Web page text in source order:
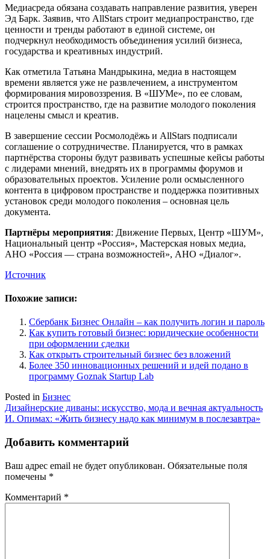
Медиасреда обязана создавать направление развития, уверен
Эд Барк. Заявив, что AllStars строит медиапространство, где
ценности и тренды работают в единой системе, он
подчеркнул необходимость объединения усилий бизнеса,
государства и креативных индустрий.
Как отметила Татьяна Мандрыкина, медиа в настоящем
времени является уже не развлечением, а инструментом
формирования мировоззрения. В «ШУМе», по ее словам,
строится пространство, где на развитие молодого поколения
нацелены смысл и креатив.
В завершение сессии Росмолодёжь и AllStars подписали
соглашение о сотрудничестве. Планируется, что в рамках
партнёрства стороны будут развивать успешные кейсы работы
с лидерами мнений, внедрять их в программы форумов и
образовательных проектов. Усиление роли осмысленного
контента в цифровом пространстве и поддержка позитивных
установок среди молодого поколения – основная цель
документа.
Партнёры мероприятия: Движение Первых, Центр «ШУМ»,
Национальный центр «Россия», Мастерская новых медиа,
АНО «Россия — страна возможностей», АНО «Диалог».
Источник
Похожие записи:
Сбербанк Бизнес Онлайн – как получить логин и пароль
Как купить готовый бизнес: юридические особенности
при оформлении сделки
Как открыть строительный бизнес без вложений
Более 350 инновационных решений и идей подано в
программу Goznak Startup Lab
Posted in Бизнес
Навигация
по
записям
Дизайнерские диваны: искусство, мода и вечная актуальность
И. Опимах: «Жить бизнесу надо как минимум в послезавтра»
Добавить комментарий
Ваш адрес email не будет опубликован. Обязательные поля
помечены *
Комментарий *